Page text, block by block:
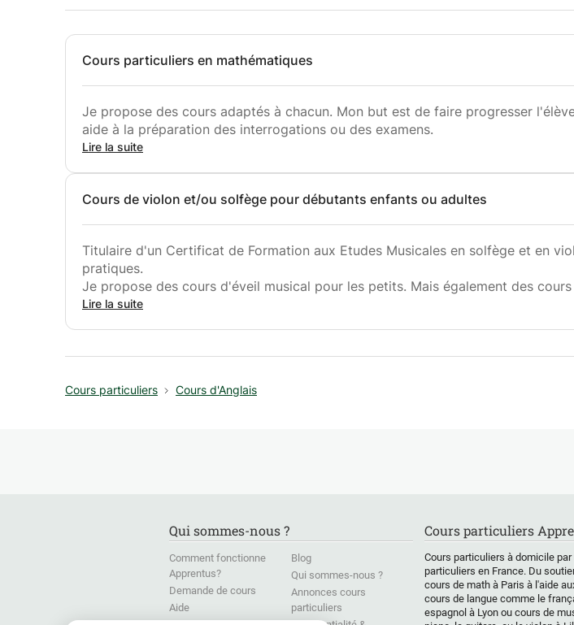
Cours particuliers en mathématiques
Je propose des cours adaptés à chacun. Mon but est de faire progresser
aide à la préparation des interrogations ou des examens.
Lire la suite
Cours de violon et/ou solfège pour débutants enfants ou adultes
Titulaire d'un Certificat de Formation aux Etudes Musicales en solfège et en
pratiques.
Je propose des cours d'éveil musical pour les petits. Mais également des
débutants, y compris adultes, qui souhaitent découvrir le violon et la musique.
Lire la suite
Cours particuliers Cours d'Anglais
Qui sommes-nous ?
Comment fonctionne
Apprentus?
Demande de cours
Aide
Blog
Qui sommes-nous ?
Annonces cours
particuliers
Cours particuliers
Cours particuliers à domicile
particuliers en France. Du
cours de math à Paris à l'aide
cours de langue comme le
espagnol à Lyon ou cours de